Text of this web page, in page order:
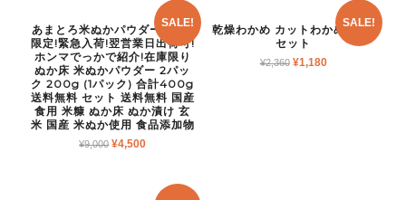
SALE!
あまとろ米ぬかパウダー 80個
限定!緊急入荷!翌営業日出荷可!
ホンマでっかで紹介!在庫限り
ぬか床 米ぬかパウダー 2パッ
ク 200g (1パック) 合計400g
送料無料 セット 送料無料 国産
食用 米糠 ぬか床 ぬか漬け 玄
米 国産 米ぬか使用 食品添加物
¥9,000 ¥4,500
SALE!
乾燥わかめ カットわかめ 80g
セット
¥2,360 ¥1,180